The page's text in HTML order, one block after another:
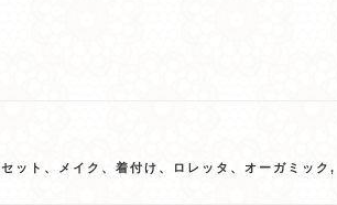
ット、メイク、着付け、ロレッタ、オーガミック,